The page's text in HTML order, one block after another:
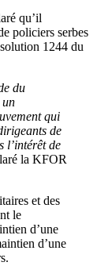
qu’il
policiers serbes
1244 du
du
un
qui
de
l’intérêt de
la KFOR
et des
le
d’une
d’une